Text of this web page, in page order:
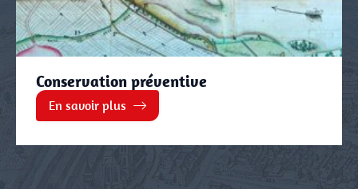
Conservation préventive
En savoir plus